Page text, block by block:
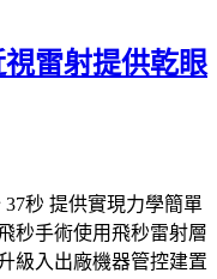
雷射提供乾眼
37秒 提供實現力學簡單
秒手術使用飛秒雷射層
級入出廠機器管控建置